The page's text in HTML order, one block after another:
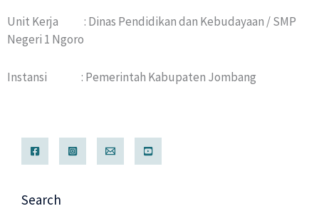
Unit Kerja : Dinas Pendidikan dan Kebudayaan / SMP
Negeri 1 Ngoro
Instansi : Pemerintah Kabupaten Jombang
Search